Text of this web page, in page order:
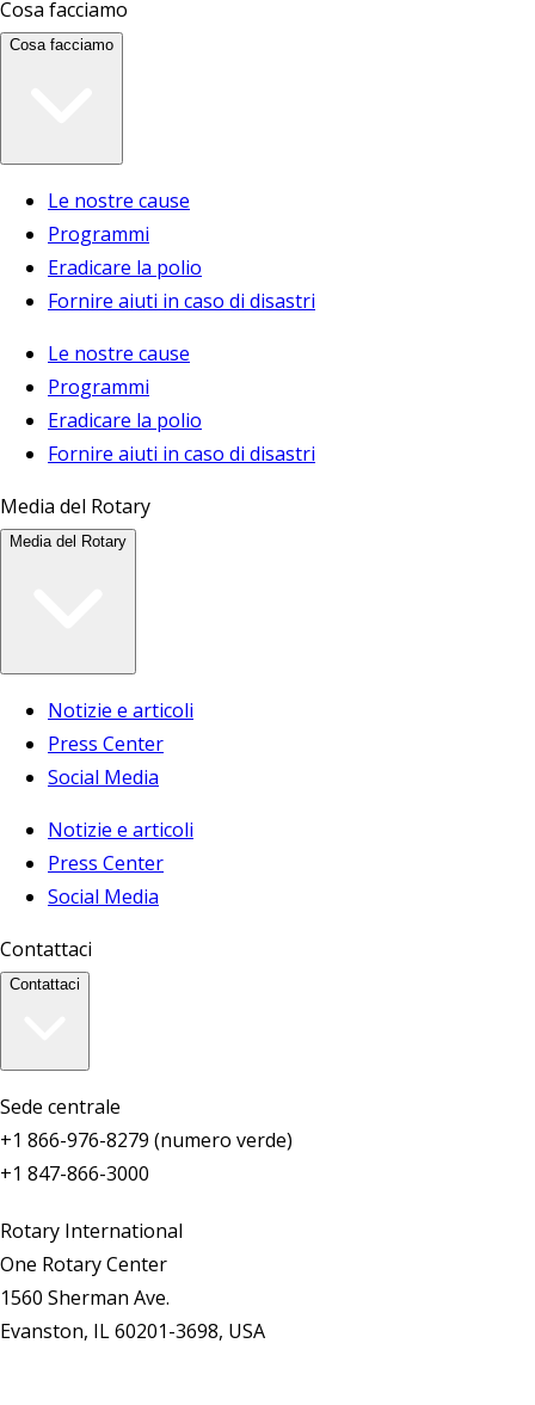
Cosa facciamo
Cosa facciamo
Le nostre cause
Programmi
Eradicare la polio
Fornire aiuti in caso di disastri
Le nostre cause
Programmi
Eradicare la polio
Fornire aiuti in caso di disastri
Media del Rotary
Media del Rotary
Notizie e articoli
Press Center
Social Media
Notizie e articoli
Press Center
Social Media
Contattaci
Contattaci
Sede centrale
+1 866-976-8279 (numero verde)
+1 847-866-3000
Rotary International
One Rotary Center
1560 Sherman Ave.
Evanston, IL 60201-3698, USA